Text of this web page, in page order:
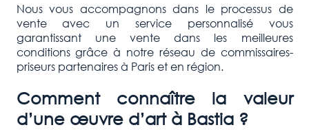
Nous vous accompagnons dans le processus de
vente avec un service personnalisé vous
garantissant une vente dans les meilleures
conditions grâce à notre réseau de commissaires-
priseurs partenaires à Paris et en région.
Comment connaître la valeur
d’une œuvre d’art à Bastia ?